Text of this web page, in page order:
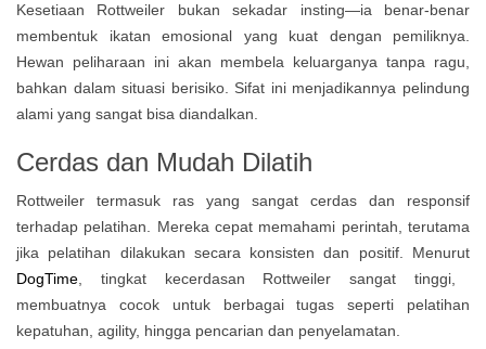
Kesetiaan Rottweiler bukan sekadar insting—ia benar-benar
membentuk ikatan emosional yang kuat dengan pemiliknya.
Hewan peliharaan ini akan membela keluarganya tanpa ragu,
bahkan dalam situasi berisiko. Sifat ini menjadikannya pelindung
alami yang sangat bisa diandalkan.
Cerdas dan Mudah Dilatih
Rottweiler termasuk ras yang sangat cerdas dan responsif
terhadap pelatihan. Mereka cepat memahami perintah, terutama
jika pelatihan dilakukan secara konsisten dan positif. Menurut
DogTime , tingkat kecerdasan Rottweiler sangat tinggi,
membuatnya cocok untuk berbagai tugas seperti pelatihan
kepatuhan, agility, hingga pencarian dan penyelamatan.